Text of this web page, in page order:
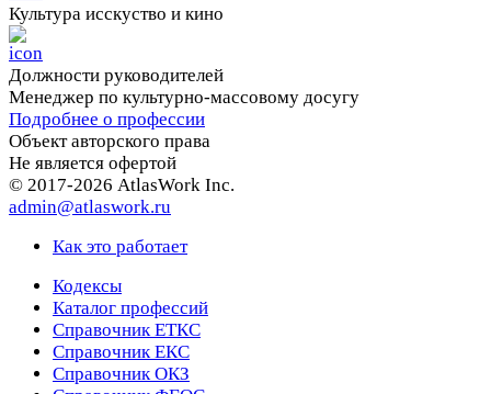
Культура исскуство и кино
Должности руководителей
Менеджер по культурно-массовому досугу
Подробнее о профессии
Объект авторского права
Не является офертой
© 2017-2026 AtlasWork Inc.
admin@atlaswork.ru
Как это работает
Кодексы
Каталог профессий
Справочник ЕТКС
Справочник ЕКС
Справочник ОКЗ